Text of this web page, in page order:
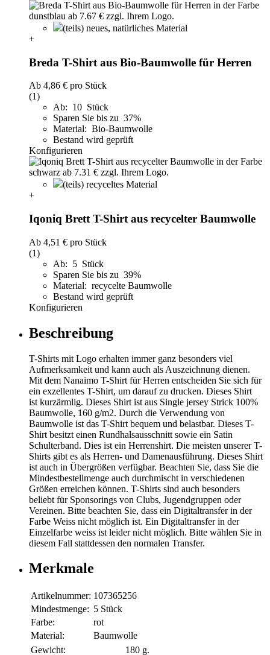
(teils) neues, natürliches Material
+
Breda T-Shirt aus Bio-Baumwolle für Herren
Ab 4,86 € pro Stück
(1)
Ab: 10 Stück
Sparen Sie bis zu 37%
Material: Bio-Baumwolle
Bestand wird geprüft
Konfigurieren
(teils) recyceltes Material
+
Iqoniq Brett T-Shirt aus recycelter Baumwolle
Ab 4,51 € pro Stück
(1)
Ab: 5 Stück
Sparen Sie bis zu 39%
Material: recycelte Baumwolle
Bestand wird geprüft
Konfigurieren
Beschreibung
T-Shirts mit Logo erhalten immer ganz besonders viel
Aufmerksamkeit und kann auch als Auszeichnung dienen.
Mit dem Nanaimo T-Shirt für Herren entscheiden Sie sich für
ein exzellentes T-Shirt, um darauf zu drucken. Dieses Shirt
ist kurzärmlig. Dieses Shirt ist aus Single jersey Strick 100%
Baumwolle, 160 g/m2. Durch die Verwendung von
Baumwolle ist das T-Shirt bequem und belastbar. Dieses T-
Shirt besitzt einen Rundhalsausschnitt sowie ein Satin
Schulterband. Dies ist ein Herrenshirt. Die meisten unserer T-
Shirts gibt es als Herren- und Damenausführung. Dieses Shirt
ist auch in Übergrößen verfügbar. Beachten Sie, dass Sie die
Mindestbestellmenge auch durchmischt in verschiedenen
Größen erreichen können. T-Shirts sind auch besonders
beliebt für Sponsorings von Clubs, Jugendgruppen oder
Vereinen. Bitte beachten Sie, dass ein Digitaltransfer in der
Farbe Weiss nicht möglich ist. Ein Digitaltransfer in der
Einzelfarbe weiss ist leider nicht möglich. Bitte wählen Sie in
diesem Fall stattdessen den normalen Transfer.
Merkmale
Artikelnummer: 107365256
Mindestmenge: 5 Stück
Farbe:
rot
Material:
Baumwolle
Gewicht:
180 g.